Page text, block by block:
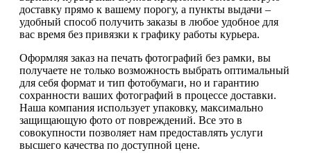
доставку прямо к вашему порогу, а пункты выдачи –
удобный способ получить заказы в любое удобное для
вас время без привязки к графику работы курьера.
Оформляя заказ на печать фотографий без рамки, вы
получаете не только возможность выбрать оптимальный
для себя формат и тип фотобумаги, но и гарантию
сохранности ваших фотографий в процессе доставки.
Наша компания использует упаковку, максимально
защищающую фото от повреждений. Все это в
совокупности позволяет нам предоставлять услуги
высшего качества по доступной цене.